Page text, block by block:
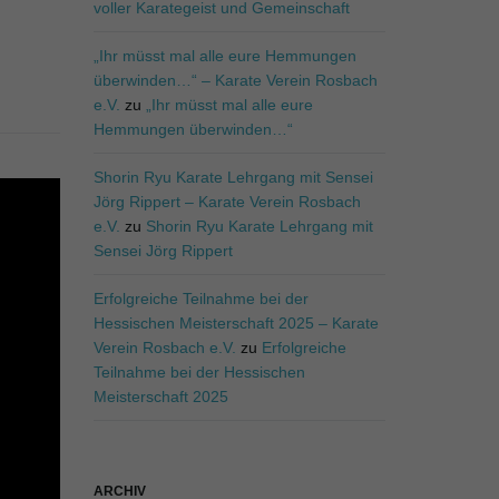
voller Karategeist und Gemeinschaft
„Ihr müsst mal alle eure Hemmungen
überwinden…“ – Karate Verein Rosbach
e.V. zu
„Ihr müsst mal alle eure
Hemmungen überwinden…“
Shorin Ryu Karate Lehrgang mit Sensei
Jörg Rippert – Karate Verein Rosbach
e.V. zu Shorin Ryu Karate Lehrgang mit
Sensei Jörg Rippert
Erfolgreiche Teilnahme bei der
Hessischen Meisterschaft 2025 – Karate
Verein Rosbach e.V. zu Erfolgreiche
Teilnahme bei der Hessischen
Meisterschaft 2025
ARCHIV